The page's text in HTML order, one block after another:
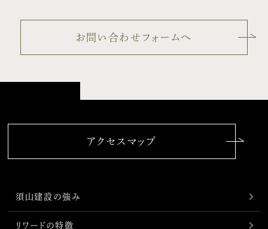
お問い合わせフォームへ
アクセスマップ
須山建設の強み
リワードの特徴